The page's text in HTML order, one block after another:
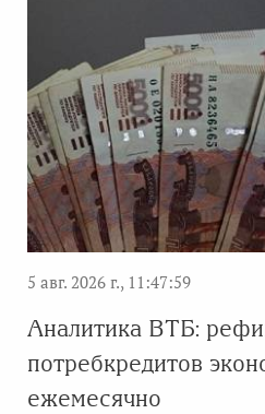
5 авг. 2026 г., 11:47:59
Аналитика ВТБ:
потребкредитов
ежемесячно